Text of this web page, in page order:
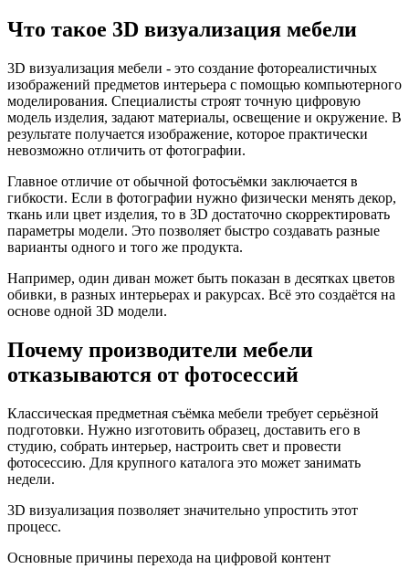
Что такое 3D визуализация мебели
3D визуализация мебели - это создание фотореалистичных
изображений предметов интерьера с помощью компьютерного
моделирования. Специалисты строят точную цифровую
модель изделия, задают материалы, освещение и окружение. В
результате получается изображение, которое практически
невозможно отличить от фотографии.
Главное отличие от обычной фотосъёмки заключается в
гибкости. Если в фотографии нужно физически менять декор,
ткань или цвет изделия, то в 3D достаточно скорректировать
параметры модели. Это позволяет быстро создавать разные
варианты одного и того же продукта.
Например, один диван может быть показан в десятках цветов
обивки, в разных интерьерах и ракурсах. Всё это создаётся на
основе одной 3D модели.
Почему производители мебели
отказываются от фотосессий
Классическая предметная съёмка мебели требует серьёзной
подготовки. Нужно изготовить образец, доставить его в
студию, собрать интерьер, настроить свет и провести
фотосессию. Для крупного каталога это может занимать
недели.
3D визуализация позволяет значительно упростить этот
процесс.
Основные причины перехода на цифровой контент